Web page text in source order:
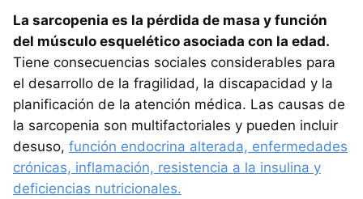
La sarcopenia es la pérdida de masa y función
del músculo esquelético asociada con la edad.
Tiene consecuencias sociales considerables para
el desarrollo de la fragilidad, la discapacidad y la
planificación de la atención médica. Las causas de
la sarcopenia son multifactoriales y pueden incluir
desuso, función endocrina alterada, enfermedades
crónicas, inflamación, resistencia a la insulina y
deficiencias nutricionales.